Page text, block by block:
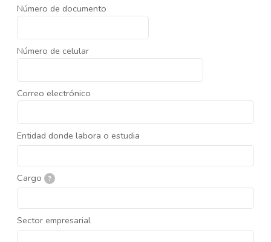
Número de documento
Número de celular
Correo electrónico
Entidad donde labora o estudia
Cargo ?
Sector empresarial